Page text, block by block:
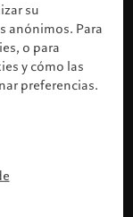
su
anónimos. Para
o para
y cómo las
preferencias.